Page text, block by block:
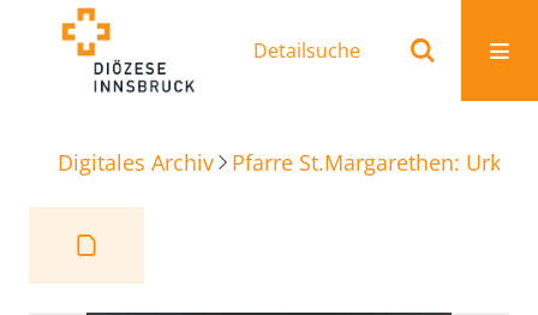
Detailsuche
Digitales Archiv Pfarre St.Margarethen: